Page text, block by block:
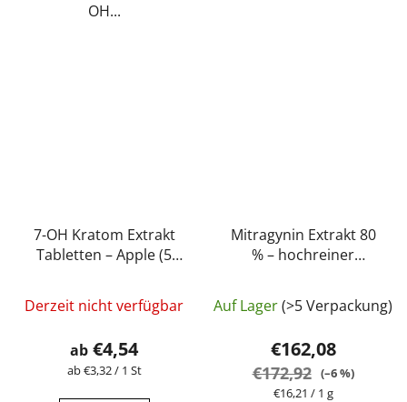
OH...
7-OH Kratom Extrakt
Tabletten – Apple (5
Derzeit nicht verfügbar
ab €4,54
Verkaufspreis:
ab €3,32 / 1 St
Mitragynin Extrakt 80
% – hochreiner
höchster Qualität |
GreenGuru
ist
5,0
Auf Lager(>5 Verpackung)
€162,08
€172,92 (–6 %)
Verkaufspreis:
€16,21 / 1 g